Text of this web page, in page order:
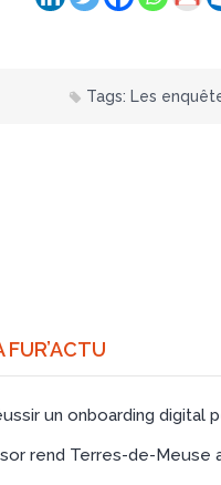
Tags: Les
un onboarding digital
rend Terres-de-Meuse